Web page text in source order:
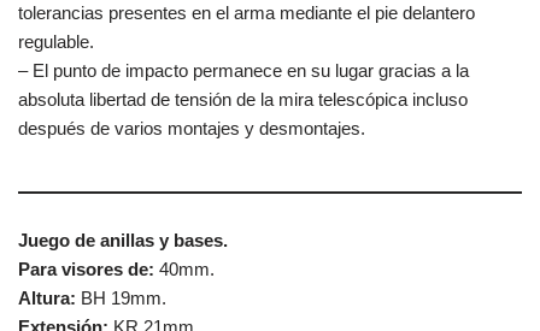
tolerancias presentes en el arma mediante el pie delantero
regulable.
– El punto de impacto permanece en su lugar gracias a la
absoluta libertad de tensión de la mira telescópica incluso
después de varios montajes y desmontajes.
Juego de anillas y bases.
Para visores de: 40mm.
Altura: BH 19mm.
Extensión: KR 21mm.